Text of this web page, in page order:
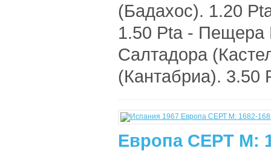
(Бадахос). 1.20
1.50 Pta - Пещера
Салтадора
(Кантабриа). 3.50
Европа СЕРТ М: